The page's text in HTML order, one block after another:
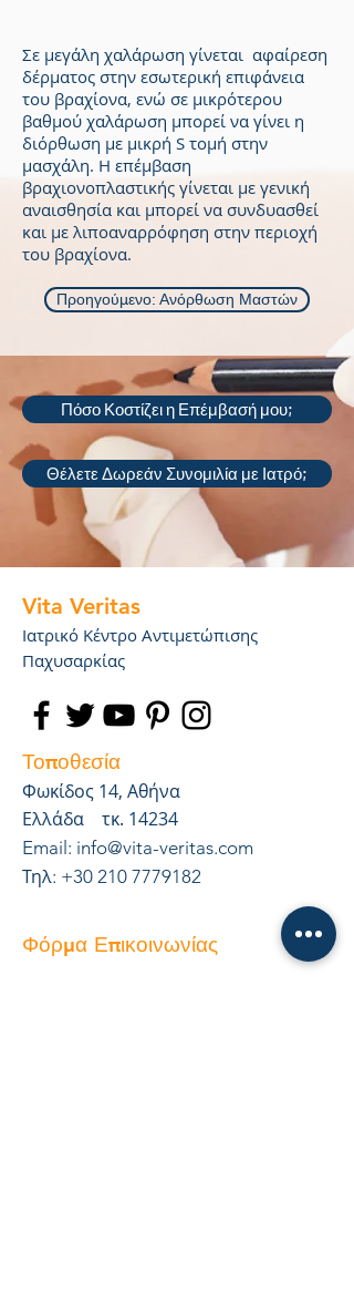
Σε μεγάλη χαλάρωση γίνεται αφαίρεση
δέρματος στην εσωτερική επιφάνεια
του βραχίονα, ενώ σε μικρότερου
βαθμού χαλάρωση μπορεί να γίνει η
διόρθωση με μικρή S τομή στην
μασχάλη. Η επέμβαση
βραχιονοπλαστικής γίνεται με γενική
αναισθησία και μπορεί να συνδυασθεί
και με λιποαναρρόφηση στην περιοχή
του βραχίονα.
Προηγούμενο: Ανόρθωση Μαστών
Πόσο Κοστίζει η Επέμβασή μου;
Θέλετε Δωρεάν Συνομιλία με Ιατρό;
Vita Veritas
Ιατρικό Κέντρο Αντιμετώπισης
Παχυσαρκίας
Τοποθεσία
Φωκίδος 14, Αθήνα
Ελλάδα τκ. 14234
Email: info@vita-veritas.com
Τηλ: +30 210 7779182
Φόρμα Επικοινωνίας